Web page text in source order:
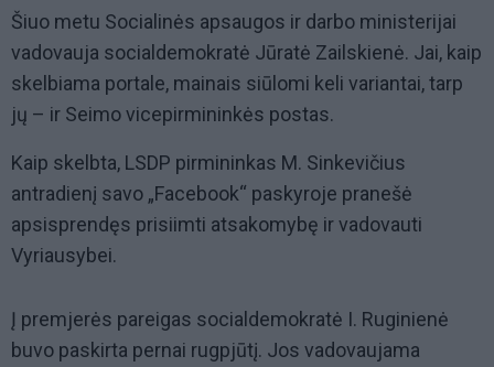
Šiuo metu Socialinės apsaugos ir darbo ministerijai
vadovauja socialdemokratė Jūratė Zailskienė. Jai, kaip
skelbiama portale, mainais siūlomi keli variantai, tarp
jų – ir Seimo vicepirmininkės postas.
Kaip skelbta, LSDP pirmininkas M. Sinkevičius
antradienį savo „Facebook“ paskyroje pranešė
apsisprendęs prisiimti atsakomybę ir vadovauti
Vyriausybei.
Į premjerės pareigas socialdemokratė I. Ruginienė
buvo paskirta pernai rugpjūtį. Jos vadovaujama